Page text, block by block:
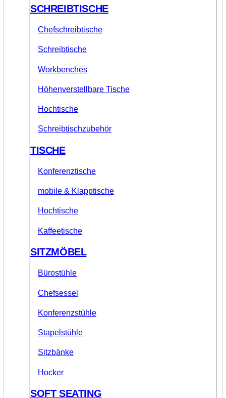
SCHREIBTISCHE
Chefschreibtische
Schreibtische
Workbenches
Höhenverstellbare Tische
Hochtische
Schreibtischzubehör
TISCHE
Konferenztische
mobile & Klapptische
Hochtische
Kaffeetische
SITZMÖBEL
Bürostühle
Chefsessel
Konferenzstühle
Stapelstühle
Sitzbänke
Hocker
SOFT SEATING